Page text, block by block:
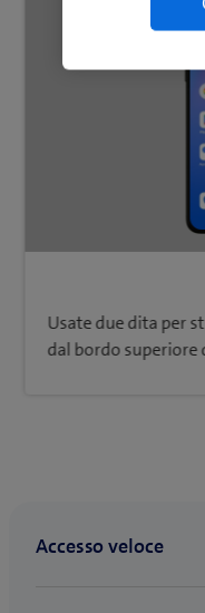
Usate due dita per
dal bordo superiore